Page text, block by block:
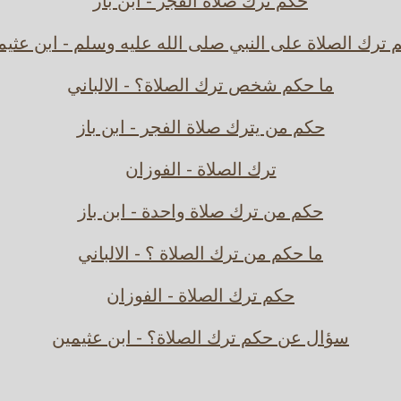
ترك الصلاة على النبي صلى الله عليه وسلم - ابن
ما حكم شخص ترك الصلاة؟ - الالباني
حكم من يترك صلاة الفجر - ابن باز
ترك الصلاة - الفوزان
حكم من ترك صلاة واحدة - ابن باز
ما حكم من ترك الصلاة ؟ - الالباني
حكم ترك الصلاة - الفوزان
سؤال عن حكم ترك الصلاة؟ - ابن عثيمين